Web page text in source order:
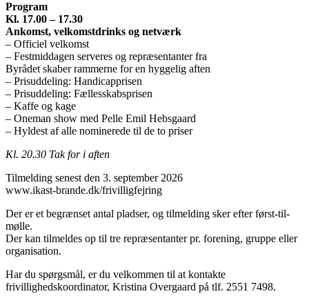
Program
Kl. 17.00 – 17.30
Ankomst, velkomstdrinks og netværk
– Officiel velkomst
– Festmiddagen serveres og repræsentanter fra
Byrådet skaber rammerne for en hyggelig aften
– Prisuddeling: Handicapprisen
– Prisuddeling: Fællesskabsprisen
– Kaffe og kage
– Oneman show med Pelle Emil Hebsgaard
– Hyldest af alle nominerede til de to priser
Kl. 20.30 Tak for i aften
Tilmelding senest den 3. september 2026
www.ikast-brande.dk/frivilligfejring
Der er et begrænset antal pladser, og tilmelding sker efter først-til-
mølle.
Der kan tilmeldes op til tre repræsentanter pr. forening, gruppe eller
organisation.
Har du spørgsmål, er du velkommen til at kontakte
frivillighedskoordinator, Kristina Overgaard på tlf. 2551 7498.